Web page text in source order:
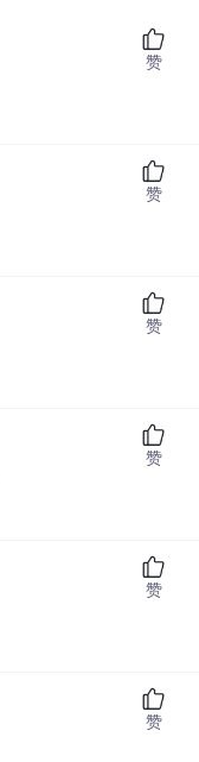
赞
赞
赞
赞
赞
赞